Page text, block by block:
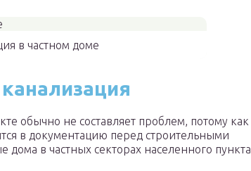
в частном доме
обычно не составляет проблем, потому как
в документацию перед строительными
в частных секторах населенного пункта